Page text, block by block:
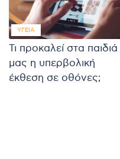
ΥΓΕΊΑ
Τι προκαλεί στα παιδιά
μας η υπερβολική
έκθεση σε οθόνες;